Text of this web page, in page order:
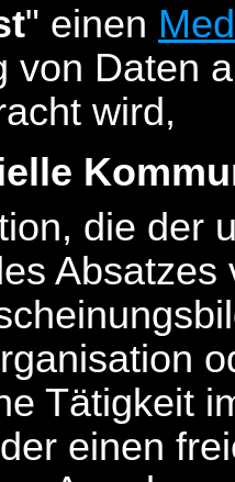
" einen
von Daten
wird,
die der
Tätigkeit
einen